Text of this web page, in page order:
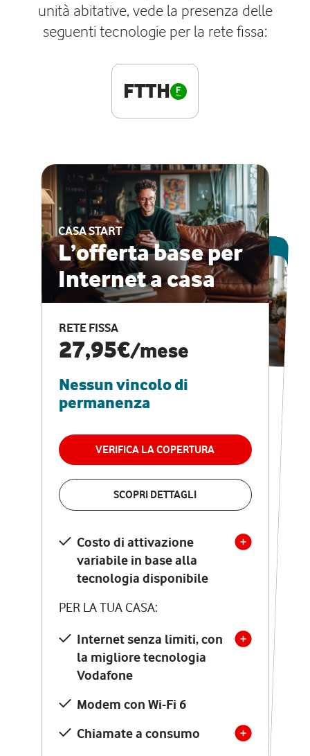
unità abitative, vede la presenza delle
seguenti tecnologie per la rete fissa:
FTTH
CASA START
L’offerta base per
Internet a casa
RETE FISSA
27,95€/mese
Nessun vincolo di
permanenza
VERIFICA LA COPERTURA
SCOPRI DETTAGLI
Costo di attivazione
variabile in base alla
tecnologia disponibile
PER LA TUA CASA:
Internet senza limiti, con
la migliore tecnologia
Vodafone
Modem con Wi-Fi 6
Chiamate a consumo
ESCLUSIVA ONLINE
CASA PRO
Internet veloce e
vantaggi speciali
RETE FISSA + VODAFONE CLUB
29,95€
permanenza
VERIFICA LA COPERTURA
Costo di attivazione
variabile in base alla
tecnologia disponibile
PER LA TUA CASA:
Internet senza limiti, con
la migliore tecnologia
Vodafone
Modem Seven con Wi-Fi 7
Chiamate illimitate verso
numeri fissi e mobili
nazionali